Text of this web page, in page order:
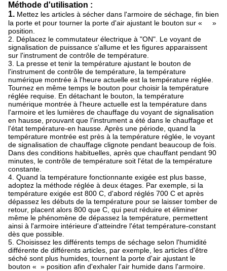
Méthode d'utilisation :
1. Mettez les articles à sécher dans l'armoire de séchage, fin bien
la porte et pour tourner la porte d'air ajustant le bouton sur « »
position.
2. Déplacez le commutateur électrique à "ON". Le voyant de
signalisation de puissance s'allume et les figures apparaissent
sur l'instrument de contrôle de température.
3. La presse et tenir la température ajustant le bouton de
l'instrument de contrôle de température, la température
numérique montrée à l'heure actuelle est la température réglée.
Tournez en même temps le bouton pour choisir la température
réglée requise. En détachant le bouton, la température
numérique montrée à l'heure actuelle est la température dans
l'armoire et les lumières de chauffage du voyant de signalisation
en hausse, prouvant que l'instrument a été dans le chauffage et
l'état température-en hausse. Après une période, quand la
température montrée est près à la température réglée, le voyant
de signalisation de chauffage clignote pendant beaucoup de fois.
Dans des conditions habituelles, après que chauffant pendant 90
minutes, le contrôle de température soit l'état de la température
constante.
4. Quand la température fonctionnante exigée est plus basse,
adoptez la méthode réglée à deux étages. Par exemple, si la
température exigée est 800 C, d'abord réglés 700 C et après
dépassez les débuts de la température pour se laisser tomber de
retour, placent alors 800 que C, qui peut réduire et éliminer
même le phénomène de dépassez la température, permettent
ainsi à l'armoire intérieure d'atteindre l'état température-constant
dès que possible.
5. Choisissez les différents temps de séchage selon l'humidité
différente de différents articles, par exemple, les articles d'être
séché sont plus humides, tournent la porte d'air ajustant le
bouton « » position afin d'exhaler l'air humide dans l'armoire.